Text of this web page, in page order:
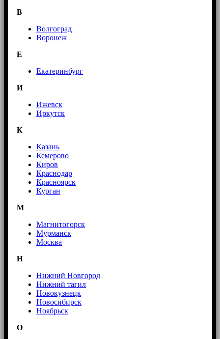
В
Волгоград
Воронеж
E
Екатеринбург
И
Ижевск
Иркутск
К
Казань
Кемерово
Киров
Краснодар
Красноярск
Курган
М
Магнитогорск
Мурманск
Москва
Н
Нижний Новгород
Нижний тагил
Новокузнецк
Новосибирск
Ноябрьск
О